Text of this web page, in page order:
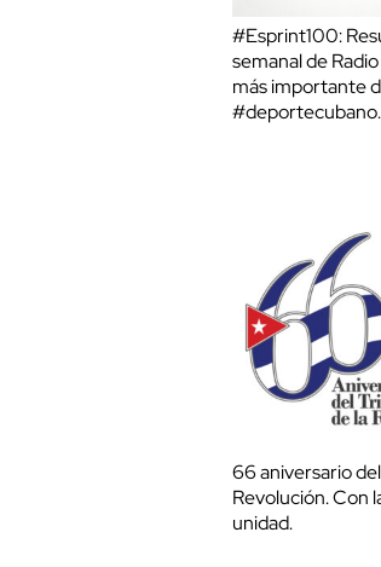
#Esprint100:
semanal de
más importante
#deportecubano.
66 aniversario
Revolución. Con
unidad.